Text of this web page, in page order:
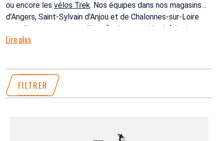
ou encore les vélos Trek. Nos équipes dans nos magasins
d'Angers, Saint-Sylvain d'Anjou et de Chalonnes-sur-Loire
sont là pour vous conseiller afin de vous aider à faire le
meilleur choix dans notre gamme VAE et vélo électrique.
Lire plus
FILTRER